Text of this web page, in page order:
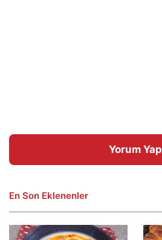
Yorum Yap
En Son Eklenenler